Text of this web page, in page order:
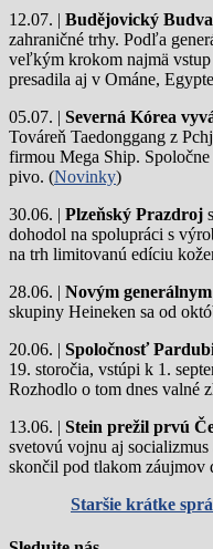
12.07. | Budějovický
zahraničné trhy. Podľa
veľkým krokom najmä
presadila aj v Ománe,
05.07. | Severná Kórea
Továreň Taedonggang z
firmou Mega Ship.
pivo. (Novinky)
30.06. | Plzeňský Prazdroj
dohodol na spolupráci s
na trh limitovanú edíciu
28.06. | Novým generálnym
skupiny Heineken sa od
20.06. | Spoločnosť
19. storočia, vstúpi k 1.
Rozhodlo o tom dnes valné
13.06. | Stein prežil prvú
svetovú vojnu aj
skončil pod tlakom záujmov
Staršie krátke